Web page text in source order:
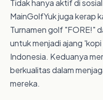
Tidak hanya aktif di
MainGolfYuk juga kerap
Turnamen golf "FORE!"
untuk menjadi ajang
Indonesia. Keduanya
berkualitas dalam
mereka.